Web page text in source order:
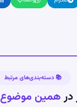
📚 دسته‌بندی‌های مرتبط
درهمین موضوع